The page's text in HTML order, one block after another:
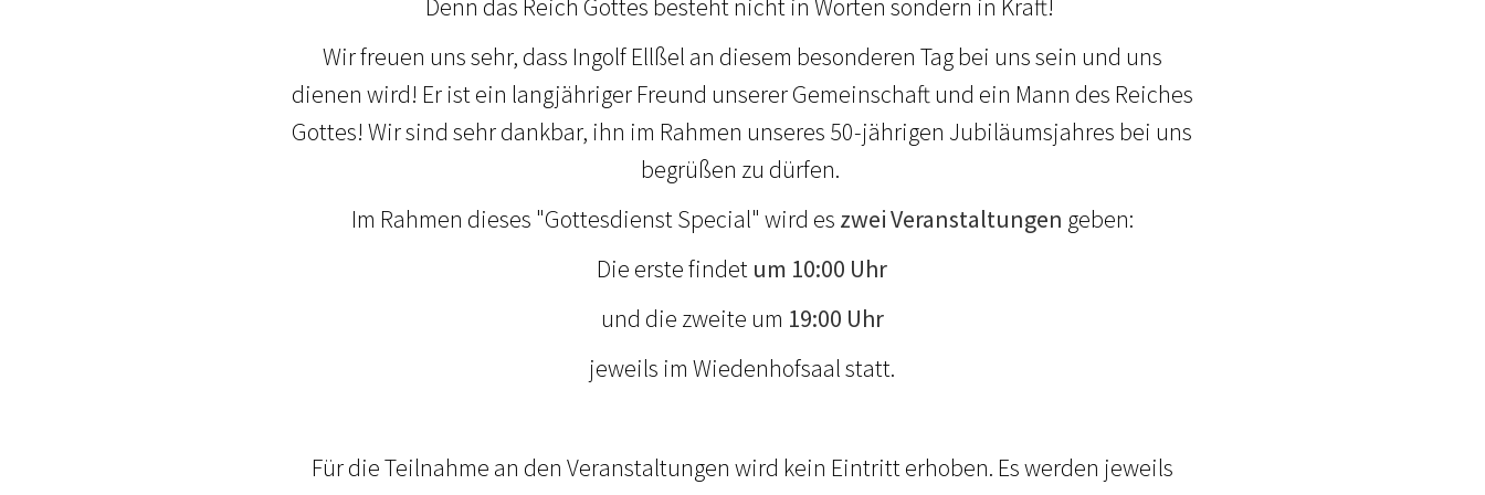
Denn das Reich Gottes besteht nicht in Worten sondern in Kraft!
Wir freuen uns sehr, dass Ingolf Ellßel an diesem besonderen Tag bei uns sein und uns
dienen wird! Er ist ein langjähriger Freund unserer Gemeinschaft und ein Mann des Reiches
Gottes! Wir sind sehr dankbar, ihn im Rahmen unseres 50-jährigen Jubiläumsjahres bei uns
begrüßen zu dürfen.
Im Rahmen dieses "Gottesdienst Special" wird es zwei Veranstaltungen geben:
Die erste findet um 10:00 Uhr
und die zweite um 19:00 Uhr
jeweils im Wiedenhofsaal statt.
Für die Teilnahme an den Veranstaltungen wird kein Eintritt erhoben. Es werden jeweils